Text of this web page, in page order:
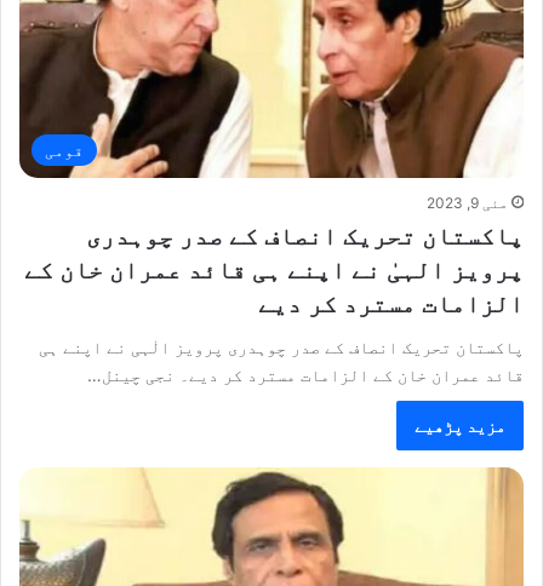
قومی
مئی 9, 2023
پاکستان تحریک انصاف کے صدر چوہدری
پرویز الہیٰ نے اپنے ہی قائد عمران خان کے
الزامات مسترد کر دیے
پاکستان تحریک انصاف کے صدر چوہدری پرویز الٰہی نے اپنے ہی
قائد عمران خان کے الزامات مسترد کر دیے۔ نجی چینل…
مزید پڑھیے